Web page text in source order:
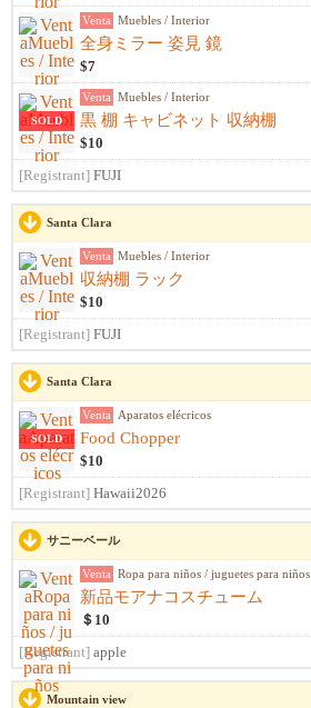
Venta Muebles / Interior
全身ミラー 姿見 鏡
$7
SOLD
Venta Muebles / Interior
黒 棚 キャビネット 収納棚
$10
[Registrant] FUJI
Santa Clara
Venta Muebles / Interior
収納棚 ラック
$10
[Registrant] FUJI
Santa Clara
SOLD
Venta Aparatos elécricos
Food Chopper
$10
[Registrant] Hawaii2026
サニーベール
Venta Ropa para niños / juguetes para niños
新品モアナコスチューム
＄10
[Registrant] apple
Mountain view